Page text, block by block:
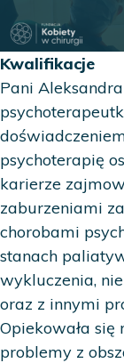
Kwalifikacje
Pani
psychoterapię
karierze
zaburzeniami
chorobami
stanach
wykluczenia,
oraz z innymi
Opiekowała
problemy z